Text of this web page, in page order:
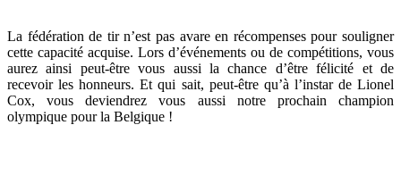
La fédération de tir n’est pas avare en récompenses pour souligner
cette capacité acquise. Lors d’événements ou de compétitions, vous
aurez ainsi peut-être vous aussi la chance d’être félicité et de
recevoir les honneurs. Et qui sait, peut-être qu’à l’instar de Lionel
Cox, vous deviendrez vous aussi notre prochain champion
olympique pour la Belgique !